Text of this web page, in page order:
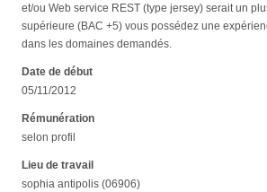
et/ou Web service REST (type jersey) serait un
supérieure (BAC +5) vous possédez une
dans les domaines demandés.
Date de début
05/11/2012
Rémunération
selon profil
Lieu de travail
sophia antipolis (06906)